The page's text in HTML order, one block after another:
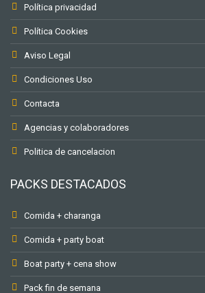
Política privacidad
Política Cookies
Aviso Legal
Condiciones Uso
Contacta
Agencias y colaboradores
Politica de cancelacion
PACKS DESTACADOS
Comida + charanga
Comida + party boat
Boat party + cena show
Pack fin de semana